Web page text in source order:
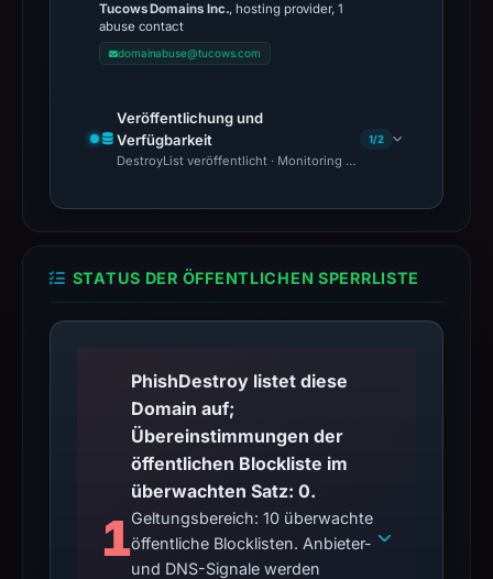
Tucows Domains Inc., hosting provider, 1
abuse contact
domainabuse@tucows.com
Veröffentlichung und
Verfügbarkeit
DestroyList veröffentlicht · Monitoring Continues
1/2
STATUS DER ÖFFENTLICHEN SPERRLISTE
1
PhishDestroy listet diese
Domain auf;
Übereinstimmungen der
öffentlichen Blockliste im
überwachten Satz: 0.
Geltungsbereich: 10 überwachte
öffentliche Blocklisten. Anbieter-
und DNS-Signale werden